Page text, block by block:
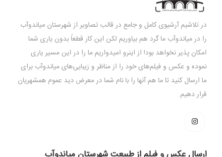
در تلاشیم آرشیوی کامل و جامع در قالب تصاویر از شهرستان میاندوآب
را در میاندوآب ما گرد هم بیاوریم لکن این کار قطعاً بدون یاری شما
امکان پذیر نخواهد بود! از اینرو امیدواریم ما را در این مسیر یاری
نموده و عکس و فیلم‌های خود را از مناظر و زیبایی‌های میاندوآب برای
ما ارسال کنید تا ما هم آنها را با نام شما در معرض دید عموم همشهریان
قرار دهیم.